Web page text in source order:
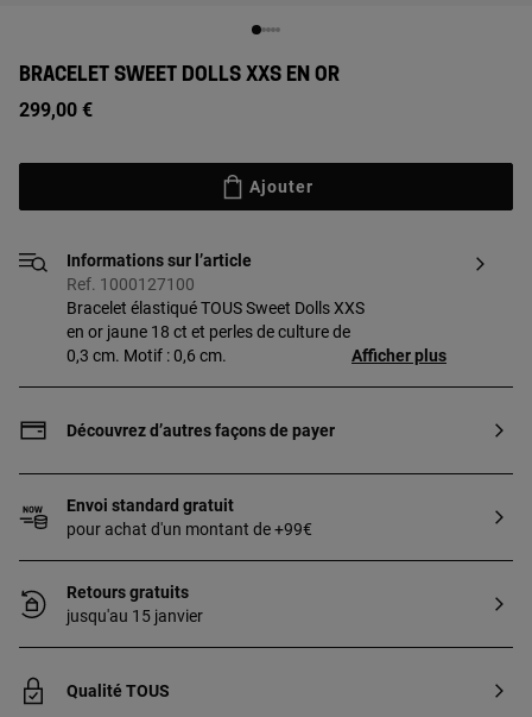
BRACELET SWEET DOLLS XXS EN OR
299,00 €
Ajouter
Informations sur l’article
Ref. 1000127100
Bracelet élastiqué TOUS Sweet Dolls XXS
en or jaune 18 ct et perles de culture de
0,3 cm. Motif : 0,6 cm.
Afficher plus
Découvrez d’autres façons de payer
Envoi standard gratuit
pour achat d'un montant de +99€
Retours gratuits
jusqu'au 15 janvier
Qualité TOUS